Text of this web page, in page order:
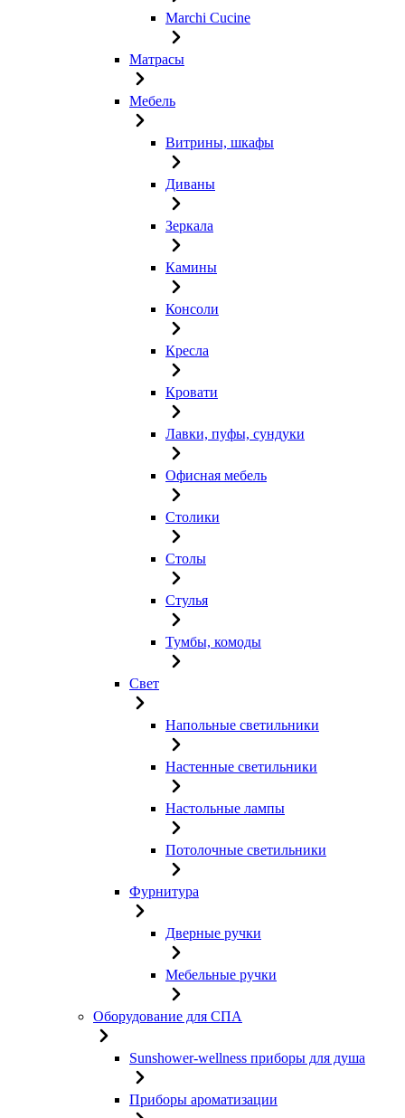
Marchi Cucine
Матрасы
Мебель
Витрины, шкафы
Диваны
Зеркала
Камины
Консоли
Кресла
Кровати
Лавки, пуфы, сундуки
Офисная мебель
Столики
Столы
Стулья
Тумбы, комоды
Свет
Напольные светильники
Настенные светильники
Настольные лампы
Потолочные светильники
Фурнитура
Дверные ручки
Мебельные ручки
Оборудование для СПА
Sunshower-wellness приборы для душа
Приборы ароматизации